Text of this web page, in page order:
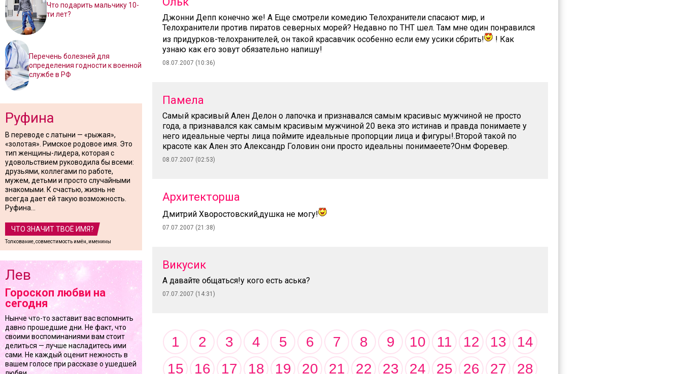
Что подарить мальчику 10-
ти лет?
Перечень болезней для
определения годности к военной
службе в РФ
Руфина
В переводе с латыни — «рыжая»,
«золотая». Римское родовое имя. Это
тип женщины-лидера, которая с
удовольствием руководила бы всеми:
друзьями, коллегами по работе,
мужем, детьми и просто случайными
знакомыми. К счастью, жизнь не
всегда дает ей такую возможность.
Руфина...
ЧТО ЗНАЧИТ ТВОЁ ИМЯ?
Толкование, совместимость имён, именины
Лев
Гороскоп любви на
сегодня
Нынче что-то заставит вас вспомнить
давно прошедшие дни. Не факт, что
своими воспоминаниями вам стоит
делиться — лучше насладитесь ими
сами. Не каждый оценит нежность в
вашем голосе при рассказе о ушедшей
Джонни Депп конечно же! А Еще смотрели комедию Телохранители спасают мир, и
Телохранители против пиратов северных морей? Недавно по ТНТ шел. Там мне один понравился
из придурков-телохранителей, он такой красавчик особенно если ему усики сбрить!
! Как
узнаю как его зовут обязательно напишу!
08.07.2007 (10:36)
Памела
Самый красивый Ален Делон о лапочка и признавался самым красивыс мужчиной не просто
года, а признавался как самым красивым мужчиной 20 века это истинав и правда понимаете у
него идеальные черты лица поймите идеальные пропорции лица и фигуры!.Второй такой по
красоте как Ален это Александр Головин они просто идеальны понимаеете?Онм Форевер.
08.07.2007 (02:53)
Архитекторша
Дмитрий Хворостовский,душка не могу!
07.07.2007 (21:38)
Викусик
А давайте общаться!у кого есть аська?
07.07.2007 (14:31)
1 2 3 4 5 6 7 8 9 10 11 12 13
14
15
16 17 18 19 20 21 22 23 24 25 26 27 28